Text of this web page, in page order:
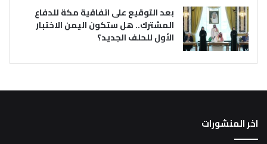
بعد التوقيع على اتفاقية مكة للدفاع
المشترك.. هل ستكون اليمن الاختبار
الأول للحلف الجديد؟
اخر المنشورات